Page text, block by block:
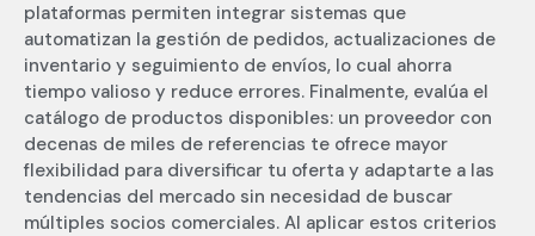
plataformas permiten integrar sistemas que
automatizan la gestión de pedidos, actualizaciones de
inventario y seguimiento de envíos, lo cual ahorra
tiempo valioso y reduce errores. Finalmente, evalúa el
catálogo de productos disponibles: un proveedor con
decenas de miles de referencias te ofrece mayor
flexibilidad para diversificar tu oferta y adaptarte a las
tendencias del mercado sin necesidad de buscar
múltiples socios comerciales. Al aplicar estos criterios